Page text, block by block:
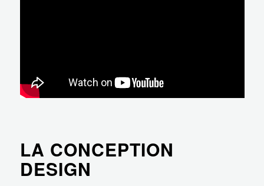
LA CONCEPTION
DESIGN